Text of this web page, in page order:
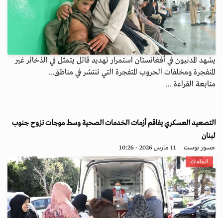
يشهد المدنيون في أفغانستان استمرار تهديد قاتل يتمثل في الذخائر غير
المنفجرة ومخلفات الحروب المتفجرة التي تنتشر في مناطق...
متابعة القراءة ...
التصعيد العسكري يفاقم أزمات الخدمات الصحية وسط موجات نزوح جنوب
لبنان
جسور بوست 11 مارس 2026 - 10:26
اتجاهات